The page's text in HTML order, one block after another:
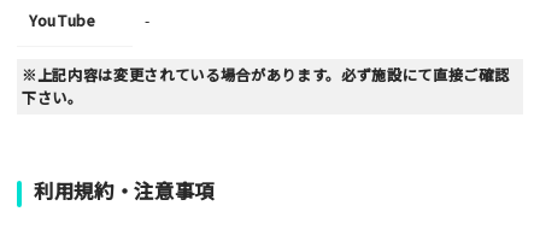
YouTube -
※上記内容は変更されている場合があります。必ず施設にて直接ご確認
下さい。
利用規約・注意事項